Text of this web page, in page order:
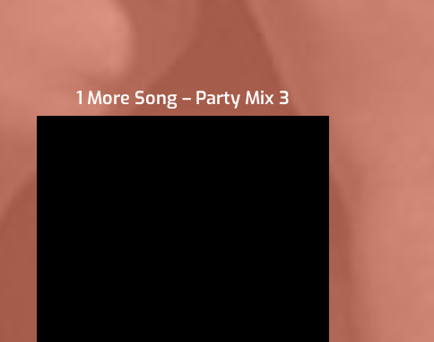
1 More Song – Party Mix 3